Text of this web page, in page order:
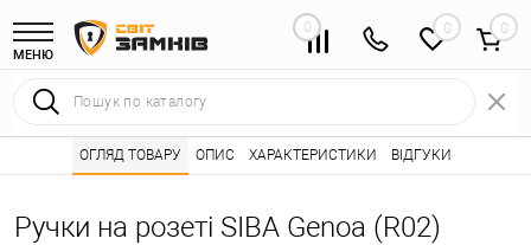
МЕНЮ
0 0
Інтернет магазин замків • Каталог товарів ⭐ Дверні ручки 🌟
Ручки на розеті SIBA Genoa (R02)
ОГЛЯД ТОВАРУ ОПИС ХАРАКТЕРИСТИКИ ВІДГУКИ